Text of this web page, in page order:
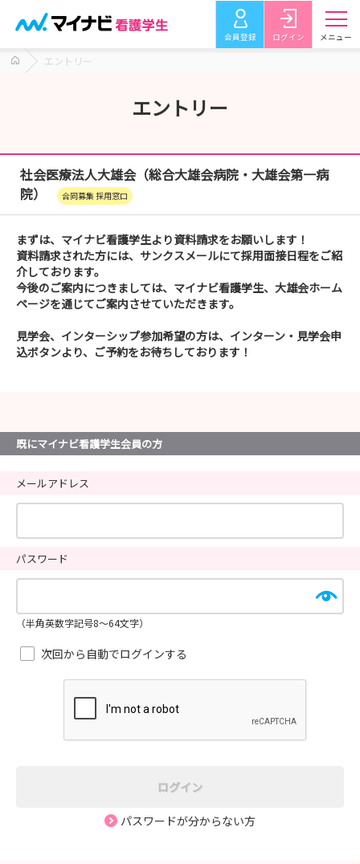
会員登録 ログイン メニュー
エントリー
エントリー
社会医療法人大雄会（総合大雄会病院・大雄会第一病
院）
合同募集 採用窓口
まずは、マイナビ看護学生より資料請求をお願いします！
資料請求された方には、サンクスメールにて採用面接日程をご紹
介しております。
今後のご案内につきましては、マイナビ看護学生、大雄会ホーム
ページを通じてご案内させていただきます。
見学会、インターシップ参加希望の方は、インターン・見学会申
込ボタンより、ご予約をお待ちしております！
既にマイナビ看護学生会員の方
メールアドレス
パスワード
（半角英数字記号8～64文字）
次回から自動でログインする
ログイン
パスワードが分からない方